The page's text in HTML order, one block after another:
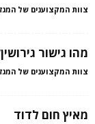
צוות המקצוענים של
מהו גישור
צוות המקצוענים של
מאיץ חום לדוד